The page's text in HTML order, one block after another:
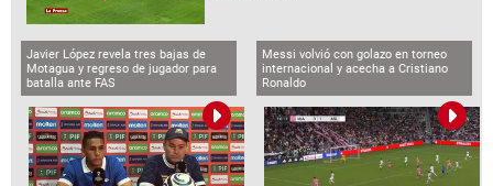
Javier López revela tres bajas de
Motagua y regreso de jugador para
batalla ante FAS
Messi volvió con golazo en torneo
internacional y acecha a Cristiano
Ronaldo